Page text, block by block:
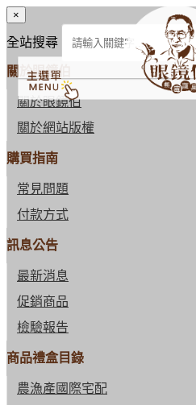
×
全站搜尋
關於眼鏡伯
關於眼鏡伯
關於網站版權
購買指南
常見問題
付款方式
訊息公告
最新消息
促銷商品
檢驗報告
商品禮盒目錄
農漁產國際宅配